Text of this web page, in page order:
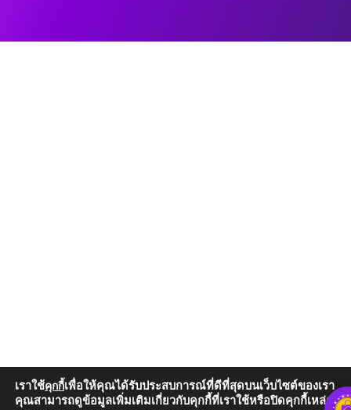
เราใช้คุกกี้เพื่อให้คุณได้รับประสบการณ์ที่ดีที่สุดบนเว็บไซต์ของเรา
คุณสามารถดูข้อมูลเพิ่มเติมเกี่ยวกับคุกกี้ที่เราใช้หรือปิดคุกกี้เหล่านั้น